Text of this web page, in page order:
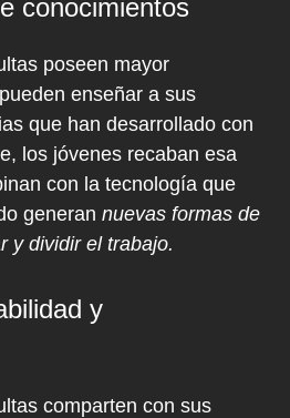
conocimientos
poseen mayor
enseñar a sus
que han desarrollado con
los jóvenes recaban esa
con la tecnología que
generan nuevas formas de
y dividir el trabajo.
y
comparten con sus